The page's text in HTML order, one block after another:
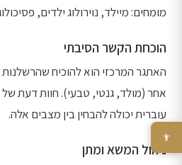
מומחים: מיילד, נוירולוג ילדים,
הוכחת הקשר הסיבתי
האתגר המרכזי הוא להוכיח
אחר (מולד, גנטי, טבעי). חוות דעת
עוברית יכולה להבחין בין מצבים אלה.
ניהול המשא ומתן